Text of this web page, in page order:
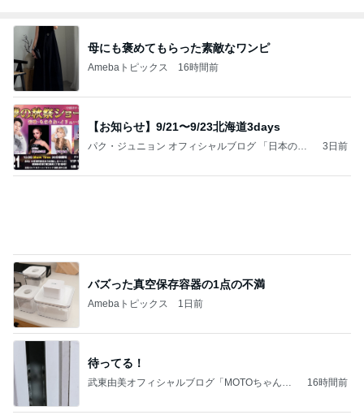
母にも褒めてもらった素敵なワンピ
Amebaトピックス 16時間前
【お知らせ】9/21〜9/23北海道3days
パク・ジュニョン オフィシャルブログ 「日本の
3日前
バズった真空保存容器の1点の不満
Amebaトピックス 1日前
待ってる！
武東由美オフィシャルブログ「MOTOちゃんと
16時間前